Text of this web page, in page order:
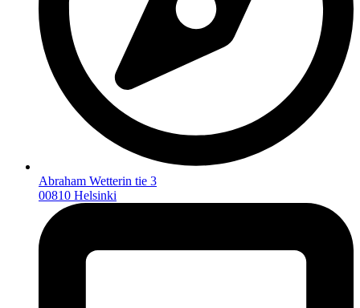
Abraham Wetterin tie 3
00810 Helsinki